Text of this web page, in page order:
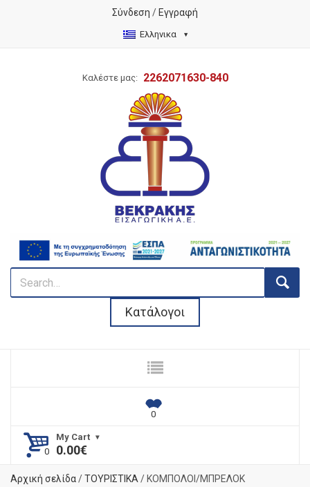
Σύνδεση / Εγγραφή
Ελληνικα
Καλέστε μας: 2262071630-840
Κατάλογοι
My Cart
0.00€
Αρχική σελίδα/ΤΟΥΡΙΣΤΙΚΑ/ ΚΟΜΠΟΛΟΙ/ΜΠΡΕΛΟΚ